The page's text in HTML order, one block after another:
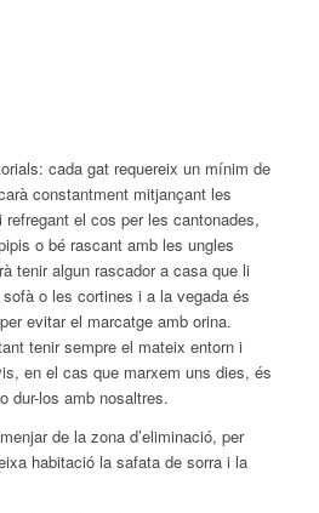
cada gat requereix un mínim de
constantment mitjançant les
el cos per les cantonades,
o bé rascant amb les ungles
tenir algun rascador a casa que li
o les cortines i a la vegada és
evitar el marcatge amb orina.
tenir sempre el mateix entorn i
en el cas que marxem uns dies, és
dur-los amb nosaltres.
de la zona d’eliminació, per
habitació la safata de sorra i la